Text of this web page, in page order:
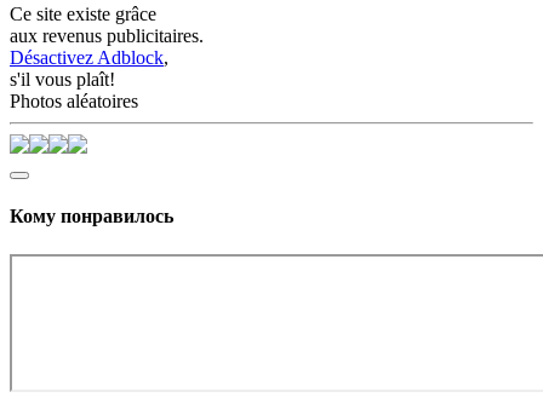
Ce site existe grâce
aux revenus publicitaires.
Désactivez Adblock,
s'il vous plaît!
Photos aléatoires
Кому понравилось